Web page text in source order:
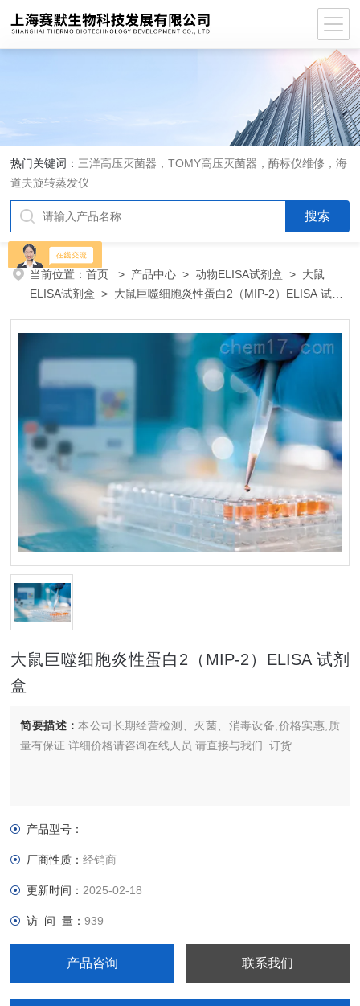
热门关键词： 三洋高压灭菌器，TOMY高压灭菌器，酶标仪维修，海
道夫旋转蒸发仪
当前位置：首页 > 产品中心 >动物ELISA试剂盒 > 大鼠
ELISA试剂盒 > 大鼠巨噬细胞炎性蛋白2（MIP-2）ELISA 试剂
大鼠巨噬细胞炎性蛋白2（MIP-2）ELISA 试剂
盒
简要描述：本公司长期经营检测、灭菌、消毒设备,价格实惠,质
量有保证.详细价格请咨询在线人员.请直接与我们..订货
产品型号：
厂商性质：经销商
更新时间： 2025-02-18
访 问 量：939
产品咨询 联系我们